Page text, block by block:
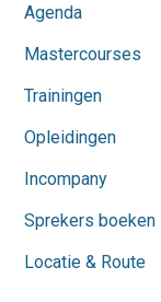
Agenda
Mastercourses
Trainingen
Opleidingen
Incompany
Sprekers boeken
Locatie & Route